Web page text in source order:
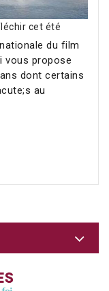
cet été
du film
vous propose
dont certains
au